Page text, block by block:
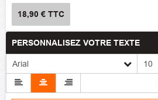
18,90 € TTC
PERSONNALISEZ VOTRE TEXTE